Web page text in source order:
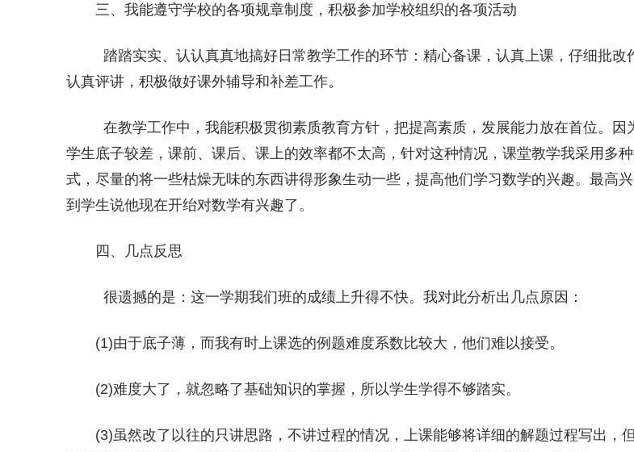
三、我能遵守学校的各项规章制度，积极参加学校组织的各项活动
踏踏实实、认认真真地搞好日常教学工作的环节：精心备课，认真上课，仔细批改
认真评讲，积极做好课外辅导和补差工作。
在教学工作中，我能积极贯彻素质教育方针，把提高素质，发展能力放在首位。因
学生底子较差，课前、课后、课上的效率都不太高，针对这种情况，课堂教学我采用多
式，尽量的将一些枯燥无味的东西讲得形象生动一些，提高他们学习数学的兴趣。最高
到学生说他现在开绐对数学有兴趣了。
四、几点反思
很遗撼的是：这一学期我们班的成绩上升得不快。我对此分析出几点原因：
(1)由于底子薄，而我有时上课选的例题难度系数比较大，他们难以接受。
(2)难度大了，就忽略了基础知识的掌握，所以学生学得不够踏实。
(3)虽然改了以往的只讲思路，不讲过程的情况，上课能够将详细的解题过程写出，